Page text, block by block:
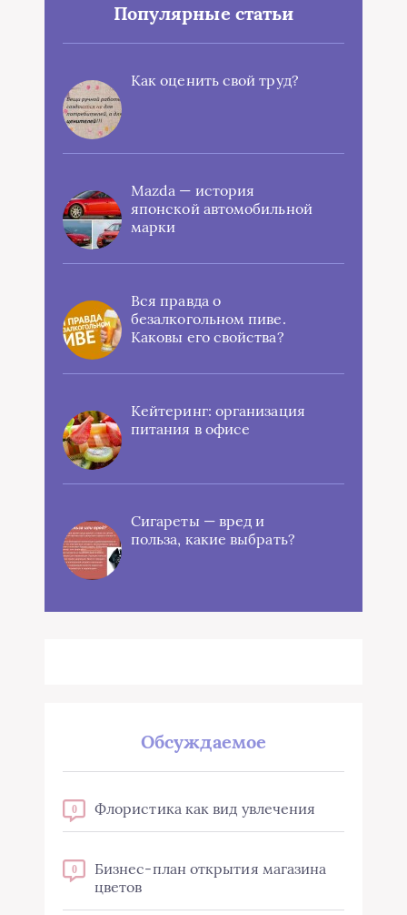
Популярные статьи
Как оценить свой труд?
Mazda — история
японской автомобильной
марки
Вся правда о
безалкогольном пиве.
Каковы его свойства?
Кейтеринг: организация
питания в офисе
Сигареты — вред и
польза, какие выбрать?
Обсуждаемое
0 Флористика как вид увлечения
0
Бизнес-план открытия магазина
цветов